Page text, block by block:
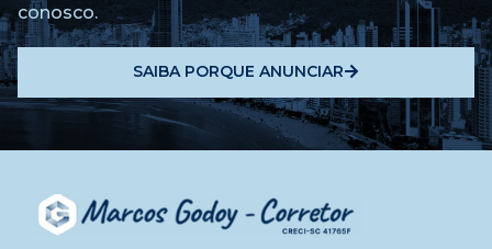
conosco.
SAIBA PORQUE ANUNCIAR